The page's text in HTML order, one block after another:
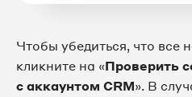
Чтобы убедиться, что все
кликните на «Проверить
с аккаунтом CRM». В